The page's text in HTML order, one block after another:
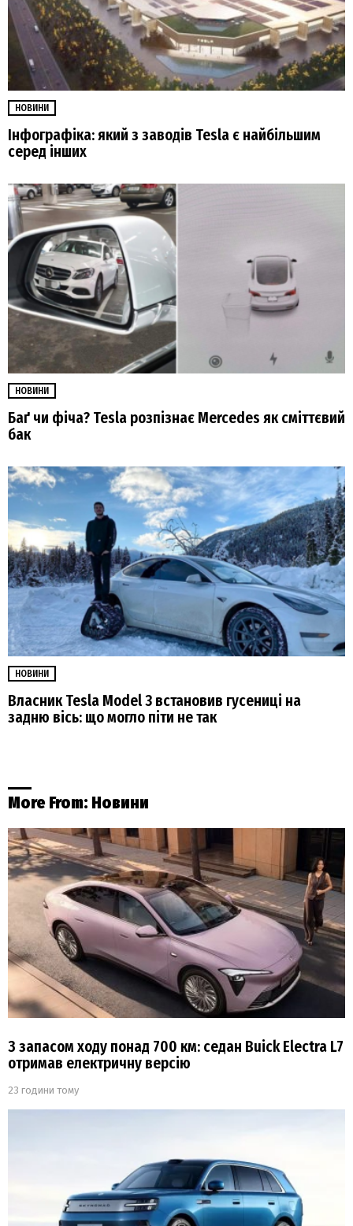
НОВИНИ
Інфографіка: який з заводів Tesla є найбільшим
серед інших
НОВИНИ
Баґ чи фіча? Tesla розпізнає Mercedes як сміттєвий
бак
НОВИНИ
Власник Tesla Model 3 встановив гусениці на
задню вісь: що могло піти не так
More From: Новини
З запасом ходу понад 700 км: седан Buick Electra L7
отримав електричну версію
23 години тому